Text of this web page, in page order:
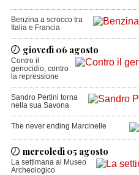
Benzina a scrocco tra
Italia e Francia
giovedì 06 agosto
Contro il
genocidio, contro
la repressione
Sandro Pertini torna
nella sua Savona
The never ending Marcinelle
mercoledì 05 agosto
La settimana al Museo
Archeologico